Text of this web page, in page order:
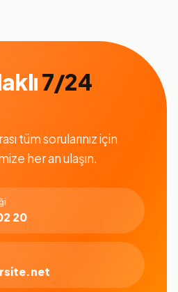
7/24
tüm sorularınız için
her an ulaşın.
20